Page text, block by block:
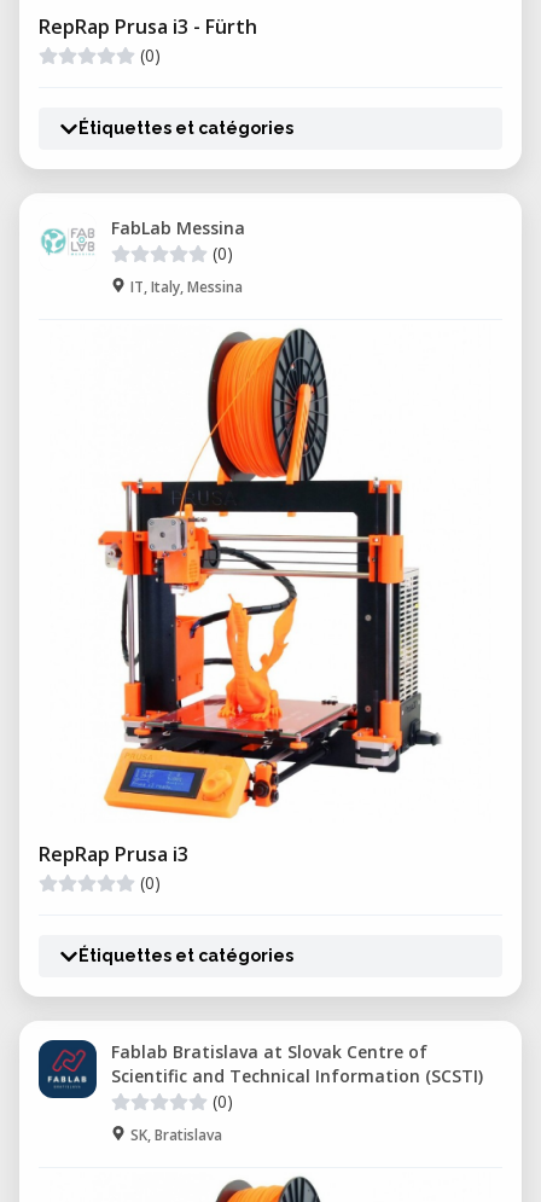
RepRap Prusa i3 - Fürth
(0)
Étiquettes et catégories
FabLab Messina
(0)
IT, Italy, Messina
RepRap Prusa i3
(0)
Étiquettes et catégories
Fablab Bratislava at Slovak Centre of
Scientific and Technical Information (SCSTI)
(0)
SK, Bratislava